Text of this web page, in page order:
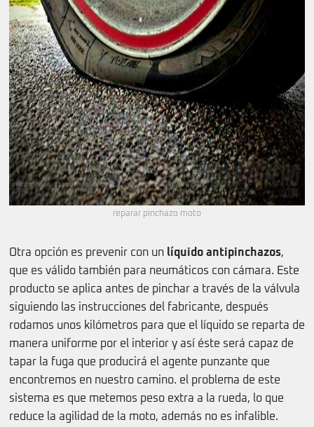
reparar pinchazo moto
Otra opción es prevenir con un líquido antipinchazos,
que es válido también para neumáticos con cámara. Este
producto se aplica antes de pinchar a través de la válvula
siguiendo las instrucciones del fabricante, después
rodamos unos kilómetros para que el líquido se reparta de
manera uniforme por el interior y así éste será capaz de
tapar la fuga que producirá el agente punzante que
encontremos en nuestro camino. el problema de este
sistema es que metemos peso extra a la rueda, lo que
reduce la agilidad de la moto, además no es infalible.